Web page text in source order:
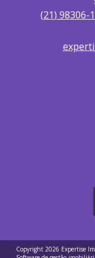
(21) 98306-
Copyright 2026 Expertise